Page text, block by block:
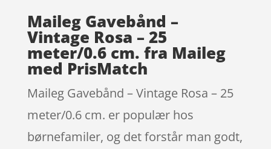
Maileg Gavebånd –
Vintage Rosa – 25
meter/0.6 cm. fra Maileg
med PrisMatch
Maileg Gavebånd – Vintage Rosa – 25
meter/0.6 cm. er populær hos
børnefamiler, og det forstår man godt,